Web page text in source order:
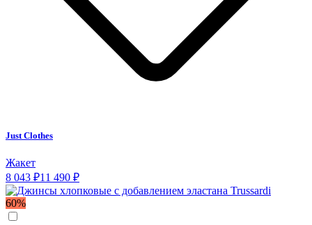
Just Clothes
Жакет
8 043 ₽11 490 ₽
60%